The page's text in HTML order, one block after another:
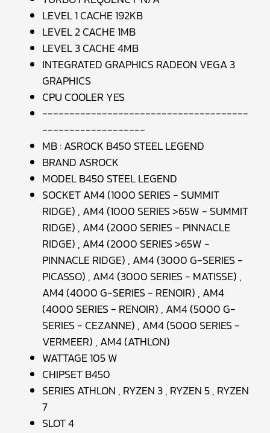
LEVEL 1 CACHE 192KB
LEVEL 2 CACHE 1MB
LEVEL 3 CACHE 4MB
INTEGRATED GRAPHICS RADEON VEGA 3
GRAPHICS
CPU COOLER YES
--------------------------------------
-------------------
MB : ASROCK B450 STEEL LEGEND
BRAND ASROCK
MODEL B450 STEEL LEGEND
SOCKET AM4 (1000 SERIES - SUMMIT
RIDGE) , AM4 (1000 SERIES >65W - SUMMIT
RIDGE) , AM4 (2000 SERIES - PINNACLE
RIDGE) , AM4 (2000 SERIES >65W -
PINNACLE RIDGE) , AM4 (3000 G-SERIES -
PICASSO) , AM4 (3000 SERIES - MATISSE) ,
AM4 (4000 G-SERIES - RENOIR) , AM4
(4000 SERIES - RENOIR) , AM4 (5000 G-
SERIES - CEZANNE) , AM4 (5000 SERIES -
VERMEER) , AM4 (ATHLON)
WATTAGE 105 W
CHIPSET B450
SERIES ATHLON , RYZEN 3 , RYZEN 5 , RYZEN
7
SLOT 4